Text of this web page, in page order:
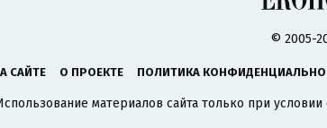
© 2005-
САЙТЕ О ПРОЕКТЕ ПОЛИТИКА
материалов сайта только при